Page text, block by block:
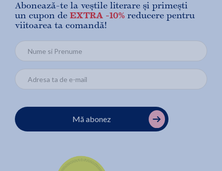
Abonează-te la veștile literare și primești
un cupon de EXTRA -10% reducere pentru
viitoarea ta comandă!
Mă abonez